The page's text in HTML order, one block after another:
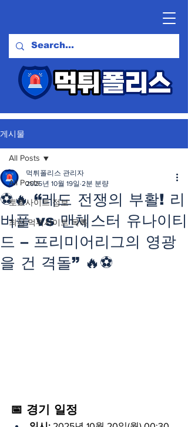
게시물
All Posts
토토사이트 정보
최신 먹튀사이트 목록
All Posts
⚽🔥 “레드 전쟁의 부활! 리
버풀 vs 맨체스터 유나이티
드 – 프리미어리그의 영광
을 건 격돌” 🔥⚽
먹튀폴리스 관리자
2025년 10월 19일 2분 분량
📅 경기 일정